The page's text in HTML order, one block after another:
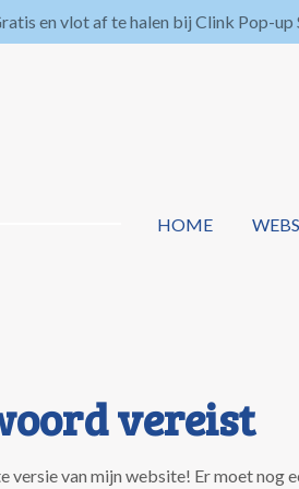
en vlot af te halen bij Clink Pop-up
HOME
vereist
versie van mijn website! Er moet nog